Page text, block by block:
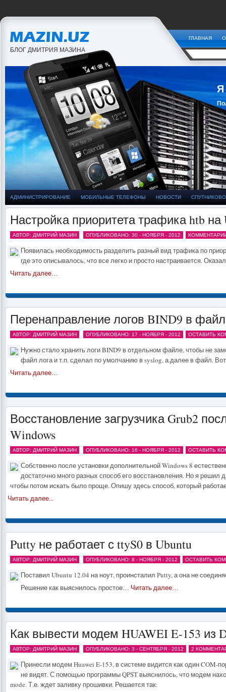
БЛОГ ДМИТРИЯ МАЗИНА
ГЛАВНАЯ
Я
АДМИНИСТРИРОВАНИЕ МОБИЛЬНЫЕ ТЕЛЕФОНЫ НОВОСТИ
Настройка приоритета трафика htb на
АВТОР: ДМИТРИЙ МАЗИН ОПУБЛИКОВАНО: 30 - НОЯБРЯ - 2012
Появилась необходимость разделить разный вид трафика по
где это описывалось, что все легко и просто настраивается.
Читать далее…
Перенаправление логов BIND9 в файл
АВТОР: ДМИТРИЙ МАЗИН ОПУБЛИКОВАНО: 17 - НОЯБРЯ - 2012 ОСТАВИТЬ
Нужно стало хранить логи BIND9 в отдельном файле, чтобы не
файл лога и т.п. сделал по умолчанию в syslog, а далее в файл.
Читать далее…
Восстановление загрузчика Grub2
Windows
АВТОР: ДМИТРИЙ МАЗИН ОПУБЛИКОВАНО: 16 - НОЯБРЯ - 2012 ОСТАВИТЬ
Собственно после установки дополнительной Windows 8
достаточно много разных способ его восстановления. Но я решил
чтобы потом искать было проще. Опишу здесь способ, который
Читать далее...
Putty не работает с ttyS0 в Ubuntu
АВТОР: ДМИТРИЙ МАЗИН ОПУБЛИКОВАНО: 8 - НОЯБРЯ - 2012 ОСТАВИТЬ
Поставил Ubuntu 12.04 на ноут, проинсталил Putty, а она не
Решение как выяснилось простое… Читать далее…
Как вывести модем HUAWEI E-153 из
АВТОР: ДМИТРИЙ МАЗИН ОПУБЛИКОВАНО: 3 - СЕНТЯБРЯ - 2012 2
Принесли модем Huawei E-153, в системе видится как один COM-
не видят. С помощью программы QPST выяснилось, что модем
mode. Т.е. ждет заливку прошивки. Решается так: